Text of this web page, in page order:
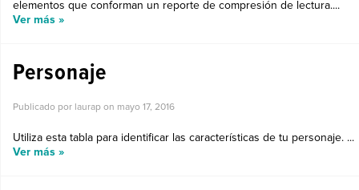
elementos que conforman un reporte de compresión de lectura....
Ver más »
Personaje
Publicado por laurap on mayo 17, 2016
Utiliza esta tabla para identificar las características de tu personaje. ...
Ver más »